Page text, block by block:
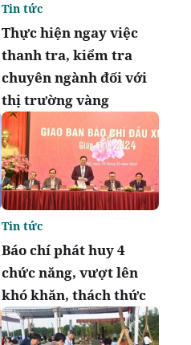
Thực hiện ngay việc
thanh tra, kiểm tra
chuyên ngành đối với
thị trường vàng
Tin tức
Báo chí phát huy 4
chức năng, vượt lên
khó khăn, thách thức
Tin tức